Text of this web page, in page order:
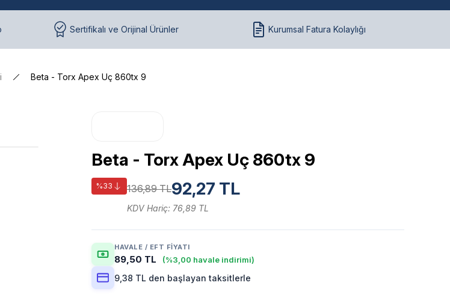
Sertifikalı ve Orijinal Ürünler Kurumsal Fatura Kolaylığı
Beta - Torx Apex Uç 860tx 9
Beta - Torx Apex Uç 860tx 9
%33 136,89 TL92,27 TL
KDV Hariç: 76,89 TL
HAVALE / EFT FIYATI
89,50 TL (%3,00 havale indirimi)
9,38 TL den başlayan taksitlerle